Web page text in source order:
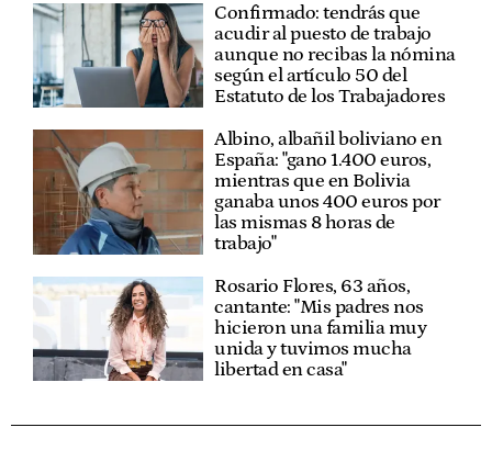
Confirmado: tendrás que
acudir al puesto de trabajo
aunque no recibas la nómina
según el artículo 50 del
Estatuto de los Trabajadores
Albino, albañil boliviano en
España: "gano 1.400 euros,
mientras que en Bolivia
ganaba unos 400 euros por
las mismas 8 horas de
trabajo"
Rosario Flores, 63 años,
cantante: "Mis padres nos
hicieron una familia muy
unida y tuvimos mucha
libertad en casa"